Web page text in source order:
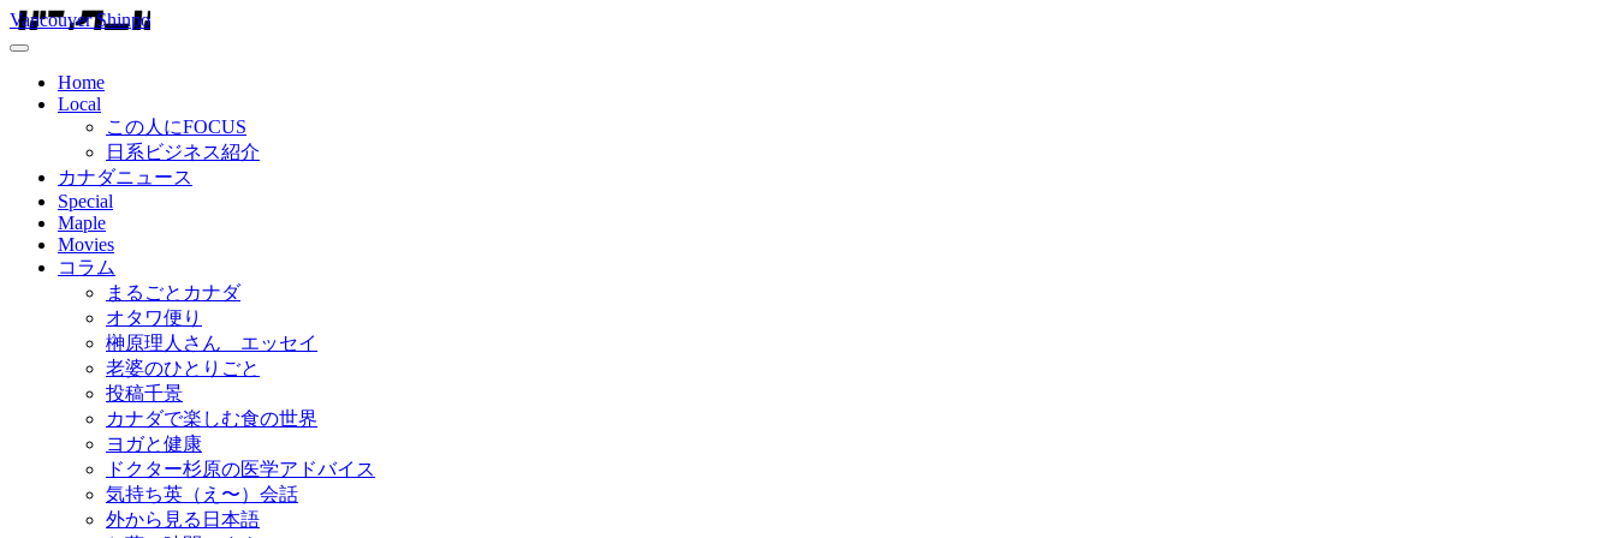
Vancouver Shinpo
Home
Local
この人にFOCUS
日系ビジネス紹介
カナダニュース
Special
Maple
Movies
コラム
まるごとカナダ
オタワ便り
榊原理人さん エッセイ
老婆のひとりごと
投稿千景
カナダで楽しむ食の世界
ヨガと健康
ドクター杉原の医学アドバイス
気持ち英（え〜）会話
外から見る日本語